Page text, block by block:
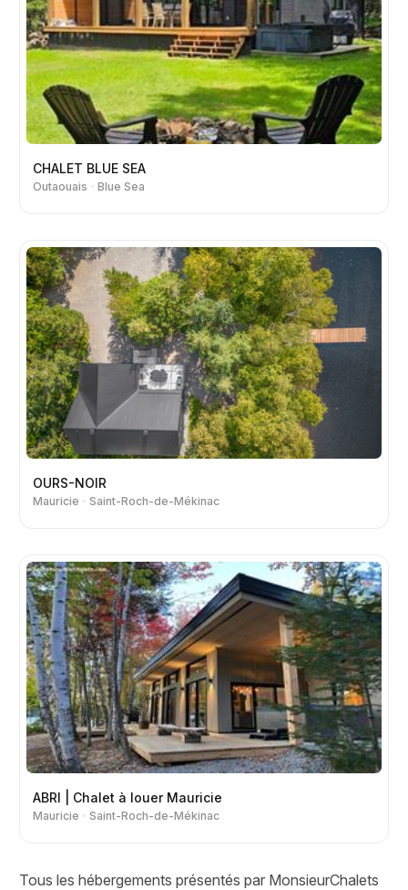
CHALET BLUE SEA
Outaouais Blue Sea
OURS-NOIR
Mauricie Saint-Roch-de-Mékinac
ABRI | Chalet à louer Mauricie
Mauricie Saint-Roch-de-Mékinac
Tous les hébergements présentés par MonsieurChalets